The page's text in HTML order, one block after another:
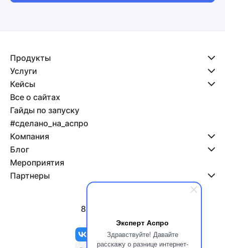
Эксперт Аспро
Здравствуйте! Давайте
расскажу о разнице интернет-
Продукты
Услуги
Кейсы
Все о сайтах
Гайды по запуску
#сделано_на_аспро
Компания
Блог
Мероприятия
Партнеры
8 800 500-47-11
info@aspro.ru